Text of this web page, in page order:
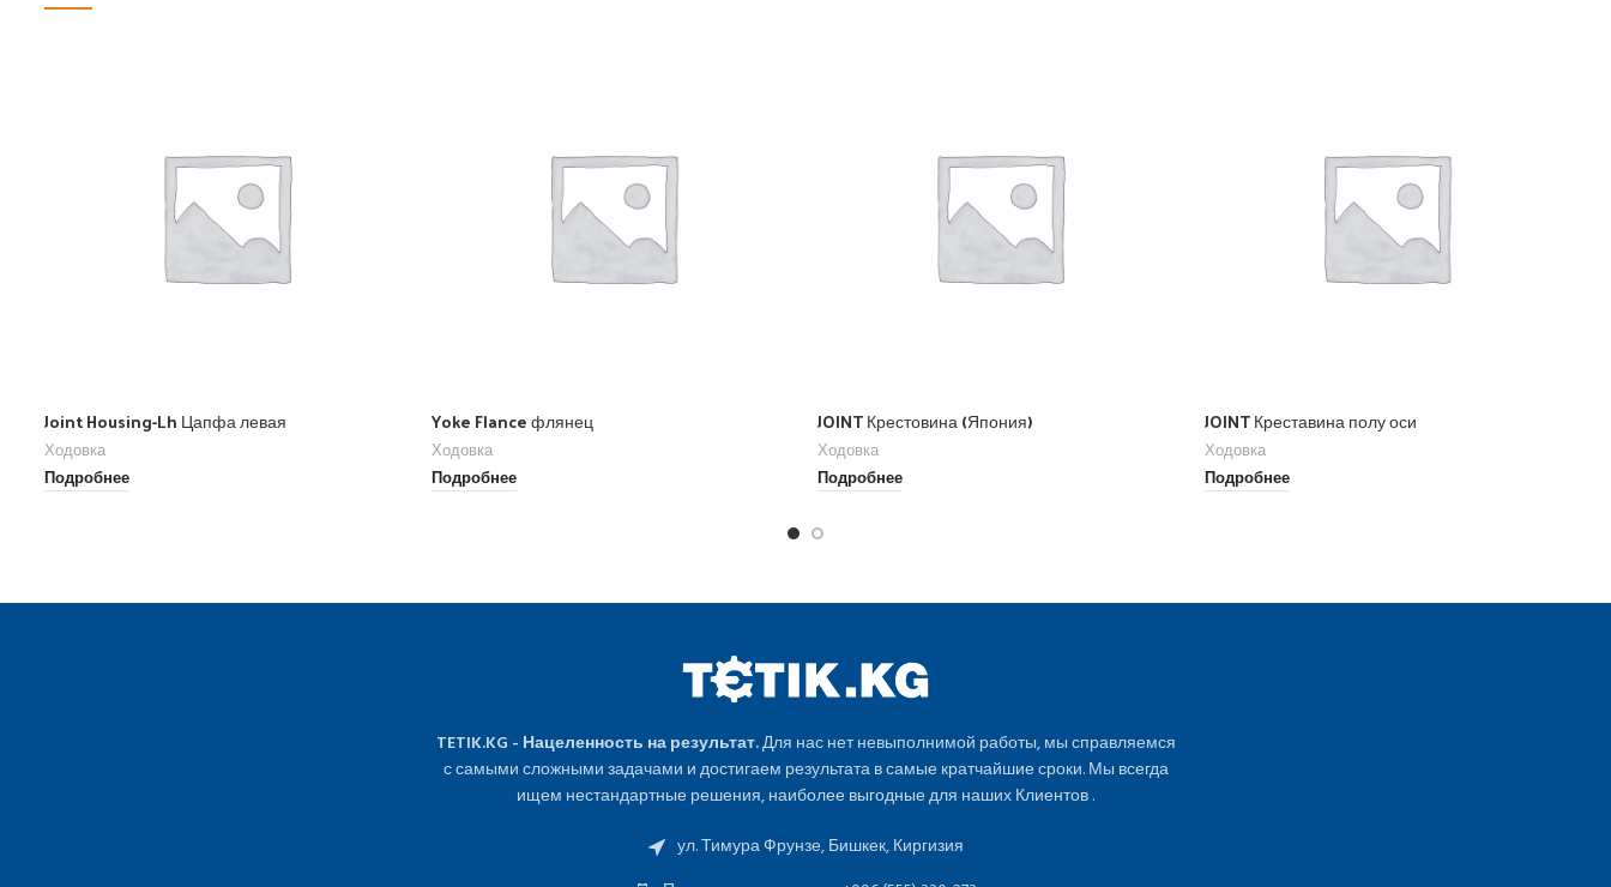
Joint Housing-Lh Цапфа левая
Ходовка
Подробнее
Yoke Flance флянец
Ходовка
Подробнее
JOINT Крестовина (Япония)
Ходовка
Подробнее
JOINT Креставина полу оси
Ходовка
Подробнее
TETIK.KG - Нацеленность на результат.Для нас нет невыполнимой работы, мы справляемся
с самыми сложными задачами и достигаем результата в самые кратчайшие сроки. Мы всегда
ищем нестандартные решения, наиболее выгодные для наших Клиентов .
ул. Тимура Фрунзе, Бишкек, Киргизия